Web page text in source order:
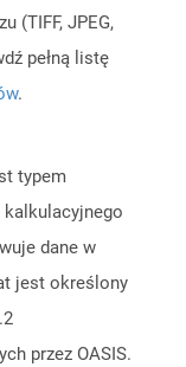
(TIFF, JPEG,
pełną listę
.
typem
dane w
jest określony
przez OASIS.